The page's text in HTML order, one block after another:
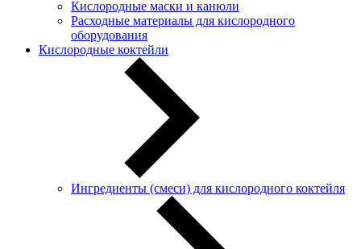
Кислородные маски и канюли
Расходные материалы для кислородного
оборудования
Кислородные коктейли
Ингредиенты (смеси) для кислородного коктейля